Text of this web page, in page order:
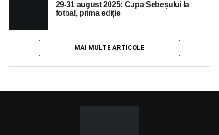
29-31 august 2025: Cupa Sebeșului la
fotbal, prima ediție
MAI MULTE ARTICOLE